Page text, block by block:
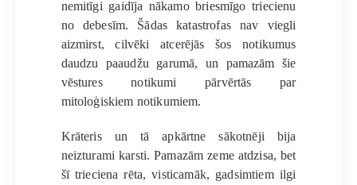
nemitīgi gaidīja nākamo briesmīgo triecienu
no debesīm. Šādas katastrofas nav viegli
aizmirst, cilvēki atcerējās šos notikumus
daudzu paaudžu garumā, un pamazām šie
vēstures notikumi pārvērtās par
mitoloģiskiem notikumiem.
Krāteris un tā apkārtne sākotnēji bija
neizturami karsti. Pamazām zeme atdzisa, bet
šī trieciena rēta, visticamāk, gadsimtiem ilgi